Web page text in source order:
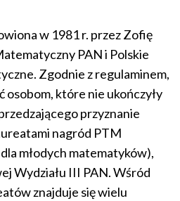
w 1981 r. przez Zofię
PAN i Polskie
Zgodnie z regulaminem,
osobom, które nie ukończyły
przyznanie
nagród PTM
młodych matematyków),
Wydziału III PAN. Wśród
znajduje się wielu